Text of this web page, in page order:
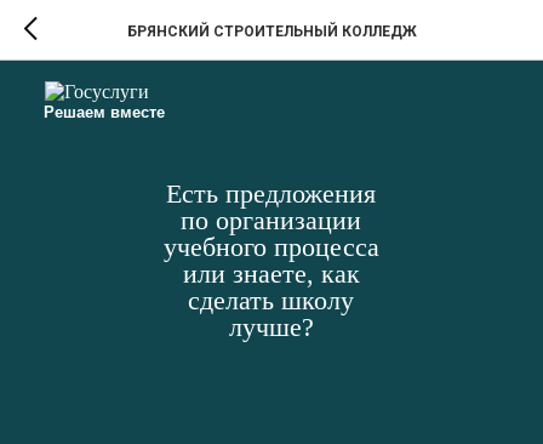
Решаем вместе
Есть предложения
по организации
учебного процесса
или знаете, как
сделать школу
лучше?
БРЯНСКИЙ СТРОИТЕЛЬНЫЙ КОЛЛЕДЖ